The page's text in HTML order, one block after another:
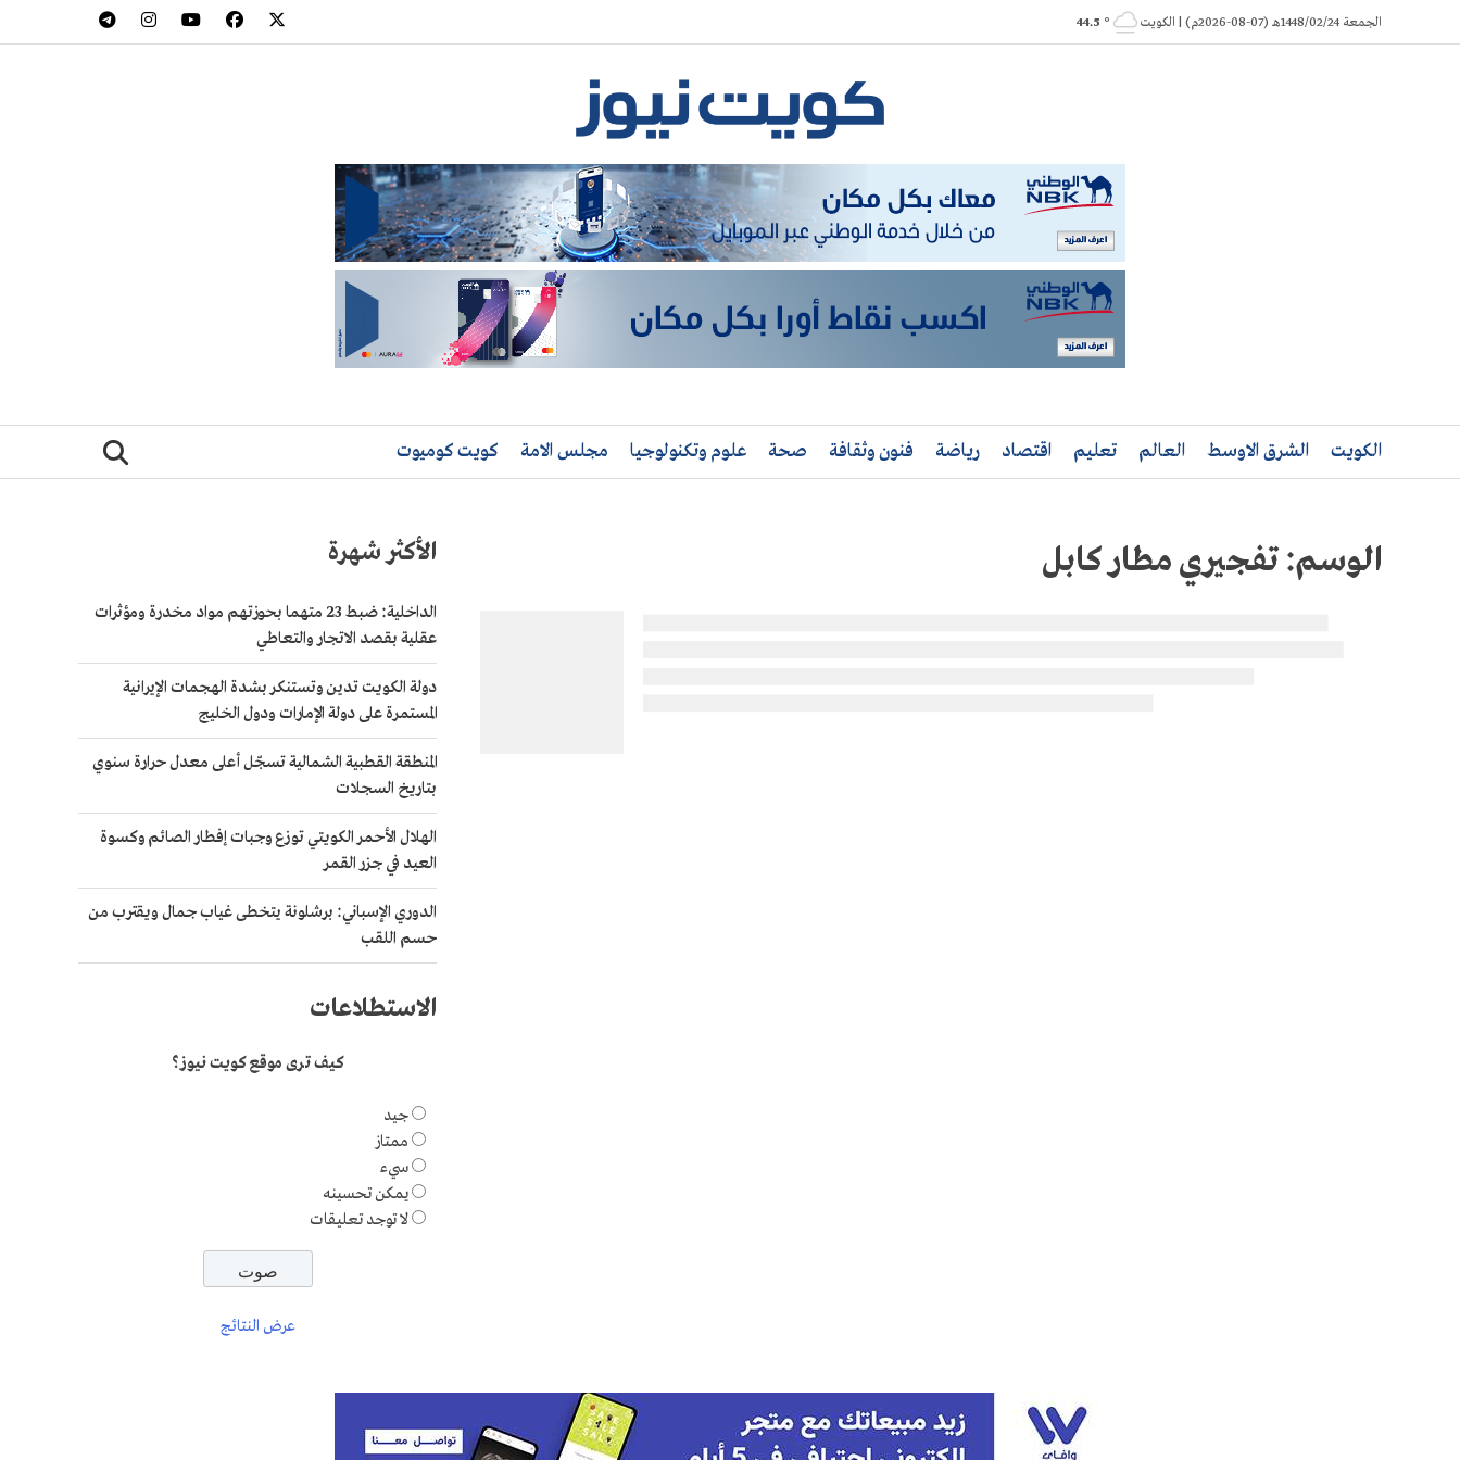
to
الجمعة 1448/02/24هـ (07-08-2026م) | الكويت ° 44.5
الكويت الشرق الاوسط العالم تعليم اقتصاد رياضة فنون وثقافة صحة علوم وتكنولوجيا مجلس الامة كويت كوميوت
الوسم:تفجيري مطار كابل الأكثر شهرة
الداخلية: ضبط 23 متهما بحوزتهم مواد مخدرة ومؤثرات
عقلية بقصد الاتجار والتعاطي
دولة الكويت تدين وتستنكر بشدة الهجمات الإيرانية
المستمرة على دولة الإمارات ودول الخليج
المنطقة القطبية الشمالية تسجّل أعلى معدل حرارة سنوي
بتاريخ السجلات
الهلال الأحمر الكويتي توزع وجبات إفطار الصائم وكسوة
العيد في جزر القمر
الدوري الإسباني: برشلونة يتخطى غياب جمال ويقترب من
حسم اللقب
الاستطلاعات
كيف ترى موقع كويت نيوز؟
جيد
ممتاز
سيء
يمكن تحسينه
لا توجد تعليقات
عرض النتائج